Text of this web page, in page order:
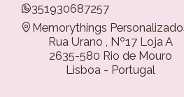
351930687257
Memorythings
Rua Urano , Nº17 Loja A
2635-580 Rio de Mouro
Lisboa - Portugal